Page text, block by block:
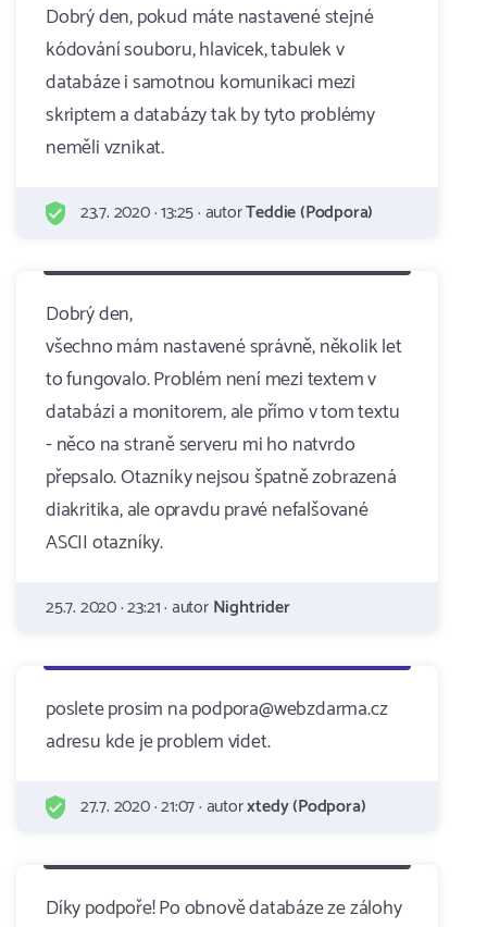
Dobrý den, pokud máte nastavené stejné
kódování souboru, hlavicek, tabulek v
databáze i samotnou komunikaci mezi
skriptem a databázy tak by tyto problémy
neměli vznikat.
23.7. 2020 · 13:25 · autorTeddie (Podpora)
Dobrý den,
všechno mám nastavené správně, několik let
to fungovalo. Problém není mezi textem v
databázi a monitorem, ale přímo v tom textu
- něco na straně serveru mi ho natvrdo
přepsalo. Otazníky nejsou špatně zobrazená
diakritika, ale opravdu pravé nefalšované
ASCII otazníky.
25.7. 2020 · 23:21 · autorNightrider
poslete prosim na podpora@webzdarma.cz
adresu kde je problem videt.
27.7. 2020 · 21:07 · autorxtedy (Podpora)
Díky podpoře! Po obnově databáze ze zálohy